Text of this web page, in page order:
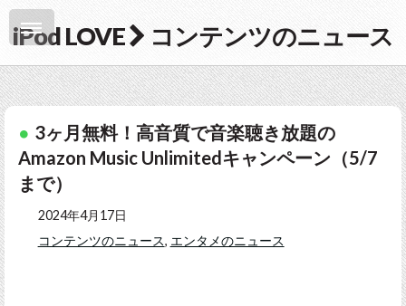
iPod LOVE コンテンツのニュース
3ヶ月無料！高音質で音楽聴き放題の
Amazon Music Unlimitedキャンペーン（5/7
まで）
2024年4月17日
コンテンツのニュース, エンタメのニュース